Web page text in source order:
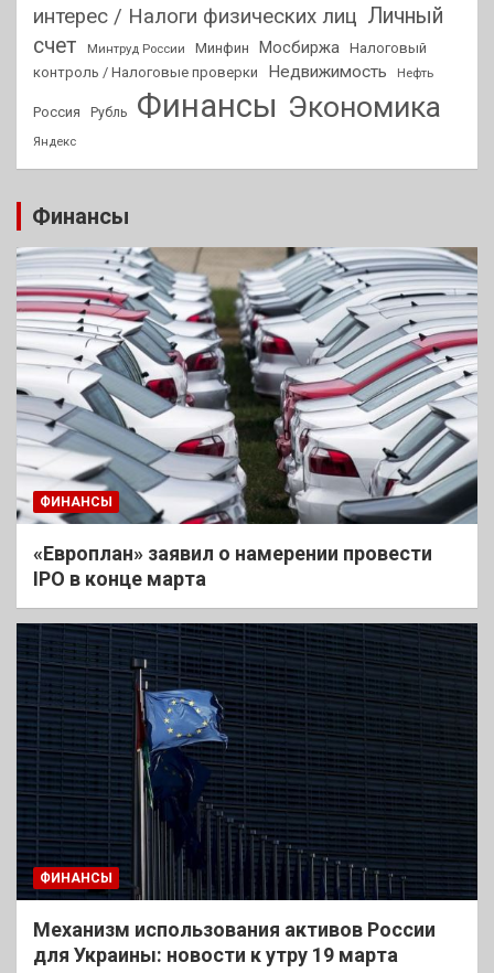
интерес / Налоги физических лиц Личный
счет
Минтруд России Минфин Мосбиржа Налоговый
контроль / Налоговые проверки
Недвижимость Нефть
Россия Рубль Финансы Экономика
Яндекс
Финансы
ФИНАНСЫ
«Европлан» заявил о намерении провести
IPO в конце марта
ФИНАНСЫ
Механизм использования активов России
для Украины: новости к утру 19 марта